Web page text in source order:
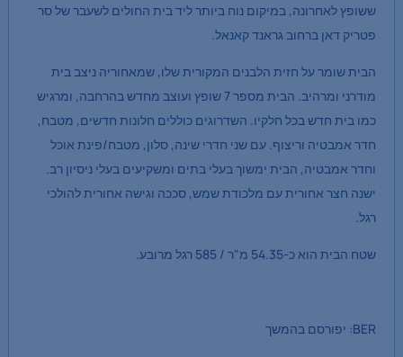
ששופץ לאחרונה, במיקום נוח ביותר ליד בית החולים לשעבר של סר
פטריק דאן ברחוב גראנד קאנאל.
הבית שומר על חזית הלבנים המקורית שלו, שמאחוריה ניצב בית
מודרני ומרהיב. הבית מספר 7 שופץ ועוצב מחדש בהרחבה, ומרגיש
כמו בית חדש בכל חלקיו. השדרוגים כוללים חלונות חדשים, מטבח,
חדר אמבטיה וריצוף. עם שני חדרי שינה, סלון, מטבח/פינת אוכל
וחדר אמבטיה, הבית ימשוך בעלי בתים ומשקיעים בעלי ניסיון רב.
ישנה חצר אחורית עם מלכודת שמש, סככה וגישה אחורית להולכי
רגל.
שטח הבית הוא כ-54.35 מ"ר / 585 רגל מרובע.
BER: יפורסם בהמשך